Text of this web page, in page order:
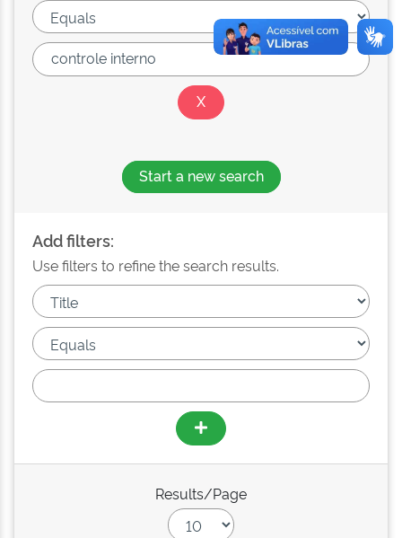
Start a new search
Add filters:
Use filters to refine the search results.
Results/Page